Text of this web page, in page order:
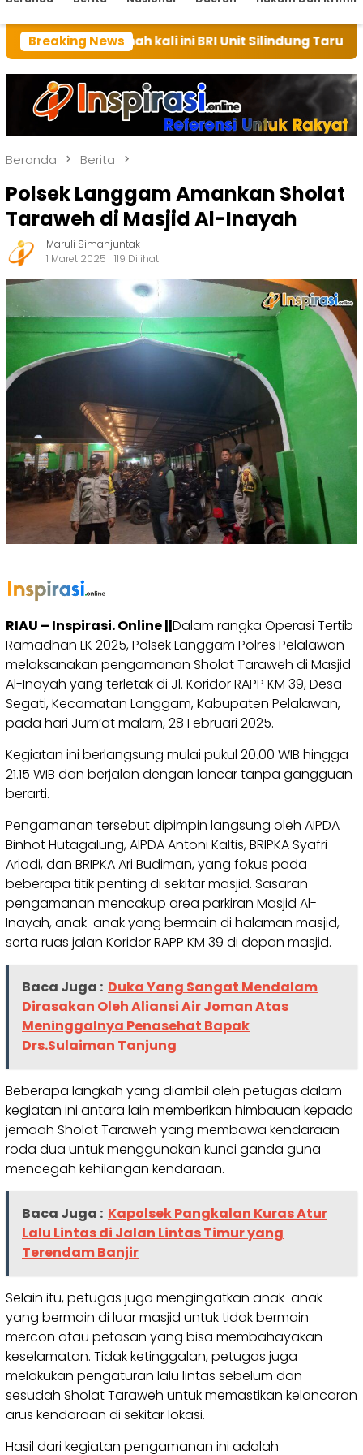
Breaking News
kali ini BRI Unit Silindung Tarutung Ingatkan
Beranda Berita
Polsek Langgam Amankan Sholat
Taraweh di Masjid Al-Inayah
Maruli Simanjuntak
1 Maret 2025
119 Dilihat
RIAU – Inspirasi. Online ||Dalam rangka Operasi Tertib
Ramadhan LK 2025, Polsek Langgam Polres Pelalawan
melaksanakan pengamanan Sholat Taraweh di Masjid
Al-Inayah yang terletak di Jl. Koridor RAPP KM 39, Desa
Segati, Kecamatan Langgam, Kabupaten Pelalawan,
pada hari Jum’at malam, 28 Februari 2025.
Kegiatan ini berlangsung mulai pukul 20.00 WIB hingga
21.15 WIB dan berjalan dengan lancar tanpa gangguan
berarti.
Pengamanan tersebut dipimpin langsung oleh AIPDA
Binhot Hutagalung, AIPDA Antoni Kaltis, BRIPKA Syafri
Ariadi, dan BRIPKA Ari Budiman, yang fokus pada
beberapa titik penting di sekitar masjid. Sasaran
pengamanan mencakup area parkiran Masjid Al-
Inayah, anak-anak yang bermain di halaman masjid,
serta ruas jalan Koridor RAPP KM 39 di depan masjid.
Baca Juga : Duka Yang Sangat Mendalam
Dirasakan Oleh Aliansi Air Joman Atas
Meninggalnya Penasehat Bapak
Drs.Sulaiman Tanjung
Beberapa langkah yang diambil oleh petugas dalam
kegiatan ini antara lain memberikan himbauan kepada
jemaah Sholat Taraweh yang membawa kendaraan
roda dua untuk menggunakan kunci ganda guna
mencegah kehilangan kendaraan.
Baca Juga : Kapolsek Pangkalan Kuras Atur
Lalu Lintas di Jalan Lintas Timur yang
Terendam Banjir
Selain itu, petugas juga mengingatkan anak-anak
yang bermain di luar masjid untuk tidak bermain
mercon atau petasan yang bisa membahayakan
keselamatan. Tidak ketinggalan, petugas juga
melakukan pengaturan lalu lintas sebelum dan
sesudah Sholat Taraweh untuk memastikan kelancaran
arus kendaraan di sekitar lokasi.
Hasil dari kegiatan pengamanan ini adalah